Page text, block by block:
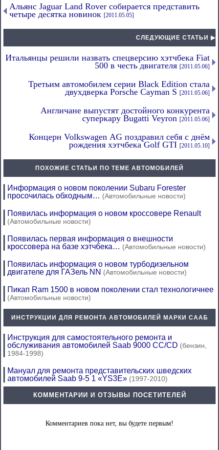
Альянс Jaguar Land Rover собирается представить
четыре десятка новинок [2011.05.05]
СЛЕДУЮЩИЕ СТАТЬИ ▶
Итальянцы решили назвать спецверсию хэтчбека Fiat
500 в честь двигателя [2011.05.06]
Третьим автомобилем серии Black Edition стала
двухдверка Porsche Cayman S [2011.05.06]
Англичане выпустят достойного конкурента
суперкару Bugatti Veyron [2011.05.06]
Концерн Volkswagen AG поздравил себя с днём
рождения хэтчбека Golf GTI [2011.05.10]
ПОХОЖИЕ СТАТЬИ ПО ТЕМЕ АВТОМОБИЛЕЙ
Информация о новом поколении Subaru Forester
просочилась обходным… (Автомобильные новости)
Появилась информация о новом кроссовере Renault
(Автомобильные новости)
Появилась первая информация о внешности
кроссовера на базе хэтчбека… (Автомобильные новости)
Появилась информация о новом турбодизельном
двигателе для ГАЗель NN (Автомобильные новости)
Пикап Ram 1500 в новом поколении стал технологичнее
(Автомобильные новости)
ИНСТРУКЦИИ ДЛЯ РЕМОНТА АВТОМОБИЛЕЙ МАРКИ СААБ
Инструкция для самостоятельного ремонта и
обслуживания автомобилей Saab 9000 CC/CD (бензин,
1984-1998)
Мануал для ремонта представительских шведских
автомобилей Saab 9-5 1 «YS3E» (1997-2010)
КОММЕНТАРИИ И ОТЗЫВЫ ПОСЕТИТЕЛЕЙ
Комментариев пока нет, вы будете первым!